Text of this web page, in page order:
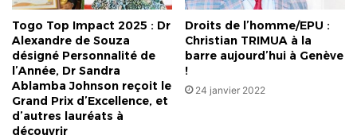
Togo Top Impact 2025 : Dr
Alexandre de Souza
désigné Personnalité de
l’Année, Dr Sandra
Ablamba Johnson reçoit le
Grand Prix d’Excellence, et
d’autres lauréats à
découvrir
Droits de l’homme/EPU :
Christian TRIMUA à la
barre aujourd’hui à Genève
!
24 janvier 2022